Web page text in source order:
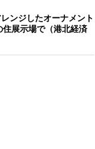
ンジしたオーナメント
住展示場で（港北経済